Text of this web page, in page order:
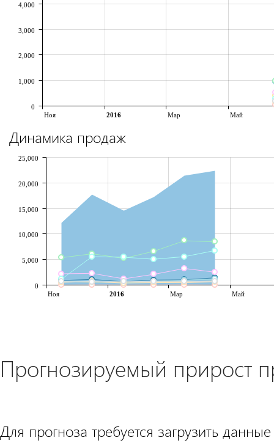
Ноя 2016 Мар Май
0
1,000
2,000
3,000
4,000
Динамика продаж
Ноя 2016 Мар Май
0
5,000
10,000
15,000
20,000
25,000
Прогнозируемый прирост
Для прогноза требуется загрузить